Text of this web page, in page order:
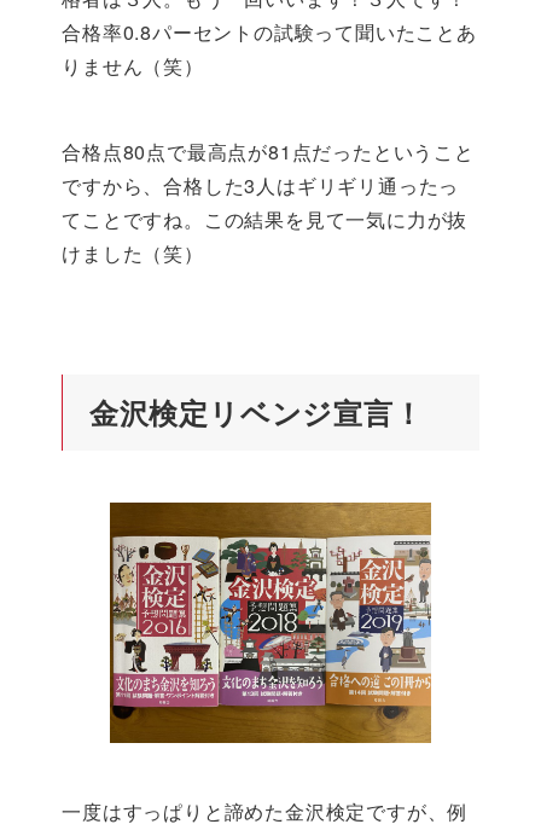
合格率0.8パーセントの試験って聞いたことあ
りません（笑）
合格点80点で最高点が81点だったということ
ですから、合格した3人はギリギリ通ったっ
てことですね。この結果を見て一気に力が抜
けました（笑）
金沢検定リベンジ宣言！
一度はすっぱりと諦めた金沢検定ですが、例